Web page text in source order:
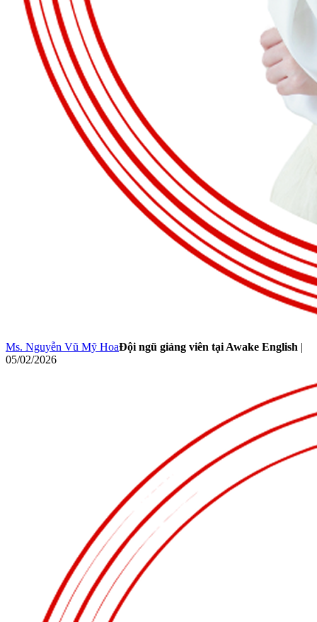
Ms. Nguyễn Vũ Mỹ HoaĐội ngũ giảng viên tại Awake English |
05/02/2026